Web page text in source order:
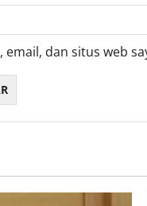
email, dan situs web